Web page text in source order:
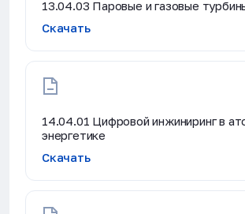
13.04.03 Паровые и газовые
Скачать
14.04.01 Цифровой инжиниринг в
энергетике
Скачать